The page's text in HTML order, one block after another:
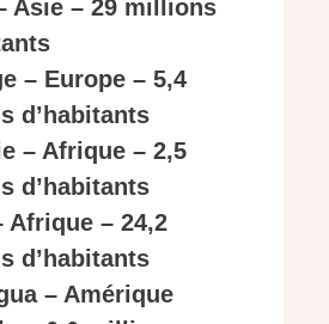
Asie – 29 millions
– Europe – 5,4
d’habitants
– Afrique – 2,5
d’habitants
Afrique – 24,2
d’habitants
– Amérique